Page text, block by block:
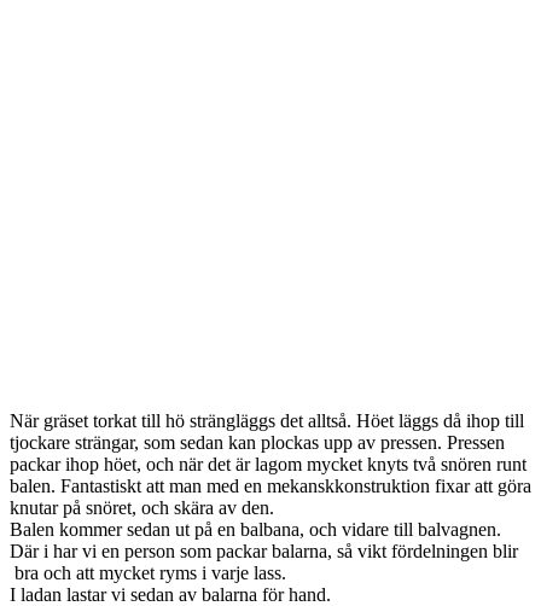
När gräset torkat till hö strängläggs det alltså. Höet läggs då ihop till
tjockare strängar, som sedan kan plockas upp av pressen. Pressen
packar ihop höet, och när det är lagom mycket knyts två snören runt
balen. Fantastiskt att man med en mekanskkonstruktion fixar att göra
knutar på snöret, och skära av den.
Balen kommer sedan ut på en balbana, och vidare till balvagnen.
Där i har vi en person som packar balarna, så vikt fördelningen blir
bra och att mycket ryms i varje lass.
I ladan lastar vi sedan av balarna för hand.